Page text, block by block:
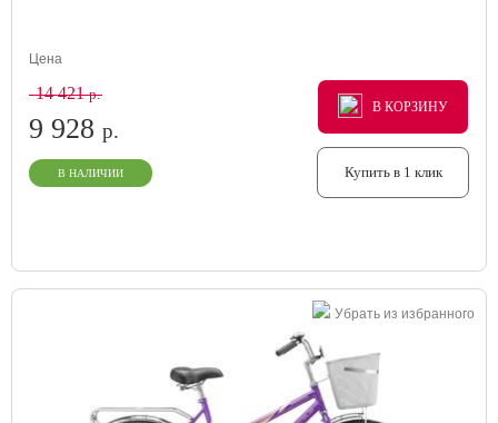
Цена
14 421р.
9 928 р.
В НАЛИЧИИ
В КОРЗИНУ
В КОРЗИНУ
В КОРЗИНУ
Купить в 1 клик
Убрать из избранного